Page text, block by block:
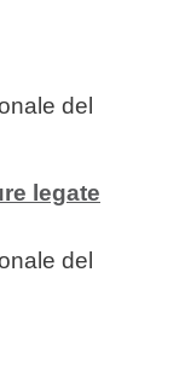
del
legate
del